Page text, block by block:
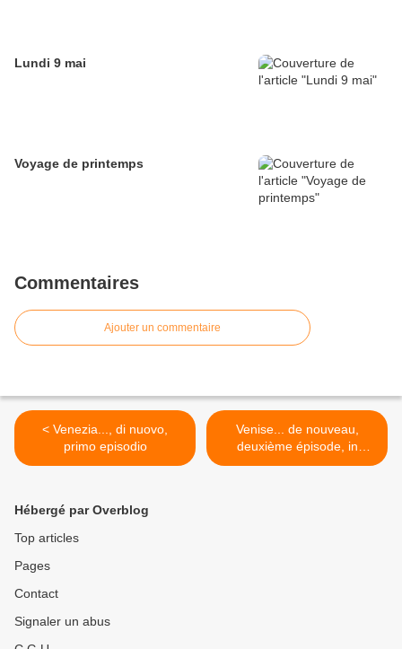
Lundi 9 mai
Voyage de printemps
Commentaires
Ajouter un commentaire
< Venezia..., di nuovo,
primo episodio
Venise... de nouveau,
deuxième épisode, in
francese >
Hébergé par Overblog
Top articles
Pages
Contact
Signaler un abus